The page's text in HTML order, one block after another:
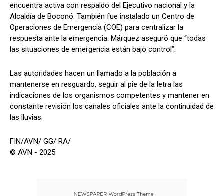
encuentra activa con respaldo del Ejecutivo nacional y la
Alcaldía de Boconó. También fue instalado un Centro de
Operaciones de Emergencia (COE) para centralizar la
respuesta ante la emergencia. Márquez aseguró que “todas
las situaciones de emergencia están bajo control”.
Las autoridades hacen un llamado a la población a
mantenerse en resguardo, seguir al pie de la letra las
indicaciones de los organismos competentes y mantener en
constante revisión los canales oficiales ante la continuidad de
las lluvias.
FIN/AVN/ GG/ RA/
© AVN - 2025